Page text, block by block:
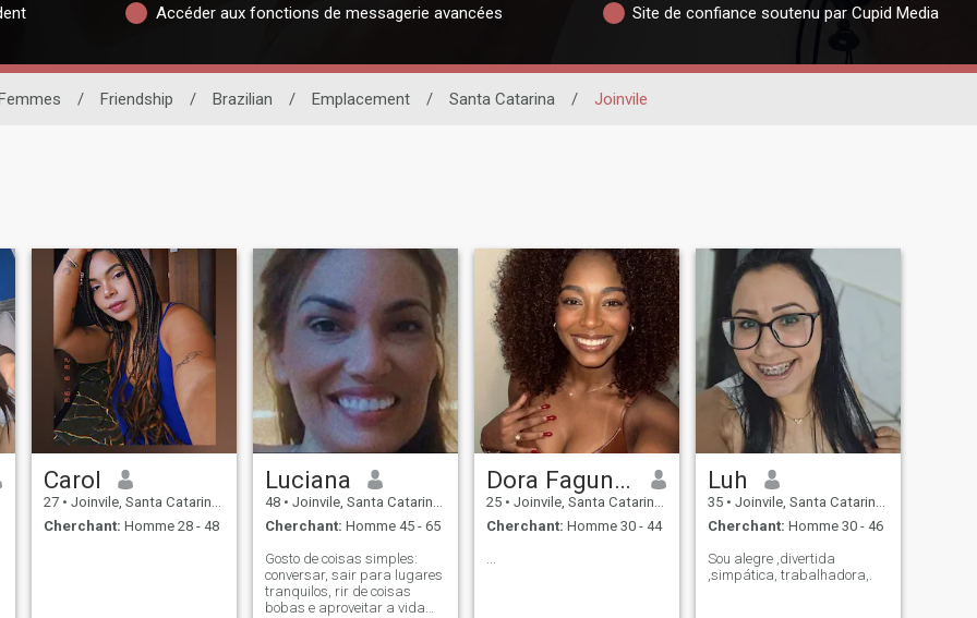
Accéder aux fonctions de messagerie avancées Site de confiance soutenu par Cupid Media
/ Friendship / Brazilian / Emplacement / Santa Catarina / Joinvile
Carol
27 • Joinvile, Santa Catarina, Brésil
Cherchant: Homme 28 - 48
Luciana
48 • Joinvile, Santa Catarina, Brésil
Cherchant: Homme 45 - 65
Gosto de coisas simples:
conversar, sair para lugares
tranquilos, rir de coisas
bobas e aproveitar a vida
Dora Fagundes
25 • Joinvile, Santa Catarina, Brésil
Cherchant: Homme 30 - 44
...
Luh
35 • Joinvile, Santa Catarina, Brésil
Cherchant: Homme 30 - 46
Sou alegre ,divertida
,simpática, trabalhadora,.